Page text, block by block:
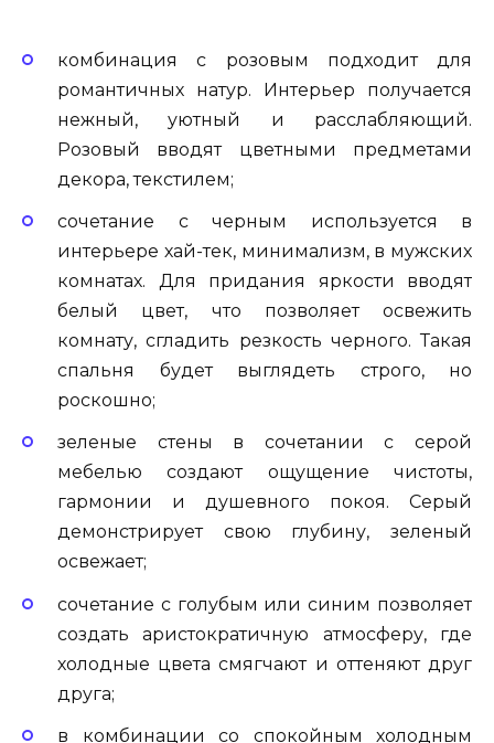
комбинация с розовым подходит для
романтичных натур. Интерьер получается
нежный, уютный и расслабляющий.
Розовый вводят цветными предметами
декора, текстилем;
сочетание с черным используется в
интерьере хай-тек, минимализм, в мужских
комнатах. Для придания яркости вводят
белый цвет, что позволяет освежить
комнату, сгладить резкость черного. Такая
спальня будет выглядеть строго, но
роскошно;
зеленые стены в сочетании с серой
мебелью создают ощущение чистоты,
гармонии и душевного покоя. Серый
демонстрирует свою глубину, зеленый
освежает;
сочетание с голубым или синим позволяет
создать аристократичную атмосферу, где
холодные цвета смягчают и оттеняют друг
друга;
в комбинации со спокойным холодным